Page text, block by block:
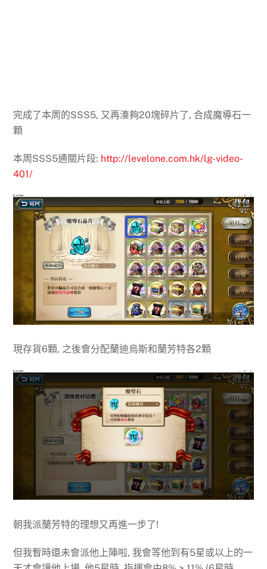
完成了本周的SSS5, 又再湊夠20塊碎片了, 合成魔導石一
顆
本周SSS5通關片段: http://levelone.com.hk/lg-video-
401/
現存貨6顆, 之後會分配蘭迪烏斯和蘭芳特各2顆
朝我派蘭芳特的理想又再進一步了!
但我暫時還未會派他上陣啦, 我會等他到有5星或以上的一